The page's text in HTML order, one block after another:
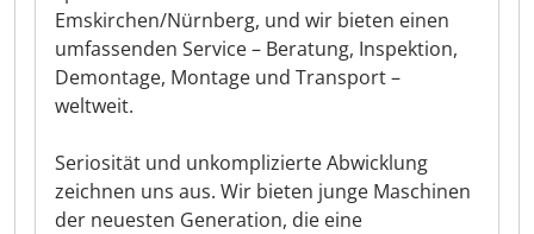
Emskirchen/Nürnberg, und wir bieten einen
umfassenden Service – Beratung, Inspektion,
Demontage, Montage und Transport –
weltweit.
Seriosität und unkomplizierte Abwicklung
zeichnen uns aus. Wir bieten junge Maschinen
der neuesten Generation, die eine